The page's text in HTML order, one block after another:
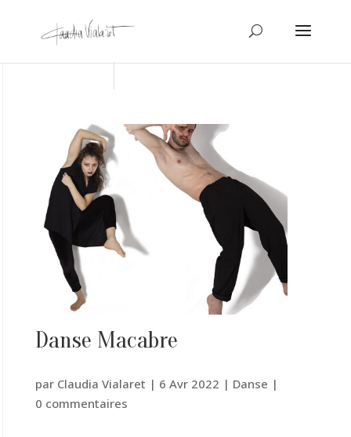
Danse Macabre
par Claudia Vialaret | 6 Avr 2022 | Danse |
0 commentaires